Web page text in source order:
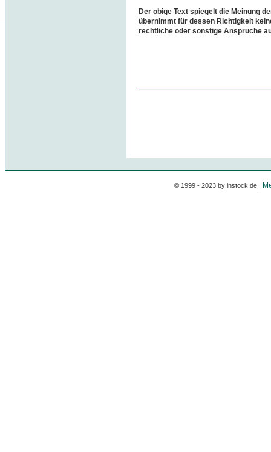
Der obige Text spiegelt die Meinung
übernimmt für dessen Richtigkeit
rechtliche oder sonstige Ansprüche
© 1999 - 2023 by instock.de |